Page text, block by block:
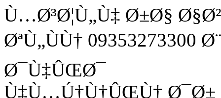
Ù…Ø³Ø¦Ù„Ù‡ Ø±Ø§
ØªÙ„ÙÙ†
Ø¯Ù‡ÛŒØ¯
Ù‡Ù…Ú†Ù†ÛŒÙ† Ø¯Ø±